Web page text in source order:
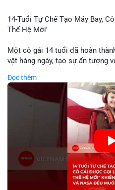
14-Tuổi Tự Chế Tạo Máy Bay,
Thế Hệ Mới'
Một cô gái 14 tuổi đã hoàn
vật hàng ngày, tạo sự ấn tượng
trình cô girl thiết kế, sản xuất
nhiều người so sánh với trí tuệ
không chỉ thể hiện khả năng
hiện tiềm năng của thế hệ trẻ
chưa liên quan trực tiếp đến tài
triển của công nghệ mới
dụng trong các lĩnh vực số hóa.
🎥 Xem video trực tiếp tại:
Nguồn: KIEN THUC KINH TE
Đọc thêm